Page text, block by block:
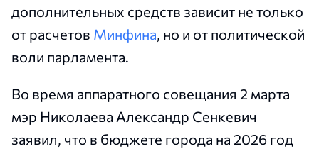
дополнительных средств зависит не только
от расчетов Минфина, но и от политической
воли парламента.
Во время аппаратного совещания 2 марта
мэр Николаева Александр Сенкевич
заявил, что в бюджете города на 2026 год